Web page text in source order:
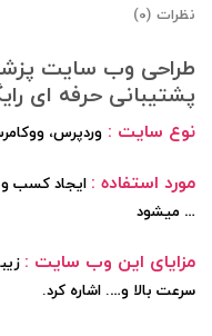
نظرات (0)
پشتیبانی حرفه ای
نوع سایت : وردپرس،
مورد استفاده : ایجاد کسب و
… میشود
مزایای این وب سایت :
سرعت بالا و…. اشاره کرد.